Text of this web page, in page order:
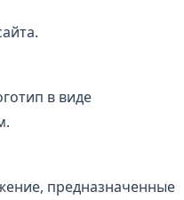
в виде
предназначенные